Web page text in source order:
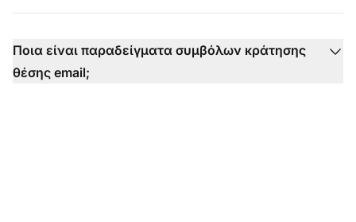
Ποια είναι παραδείγματα συμβόλων κράτησης
θέσης email;